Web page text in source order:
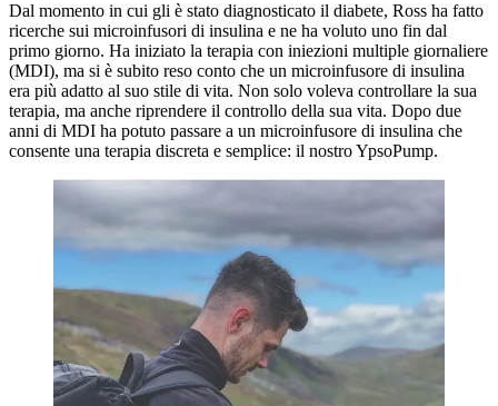
Dal momento in cui gli è stato diagnosticato il diabete, Ross ha fatto
ricerche sui microinfusori di insulina e ne ha voluto uno fin dal
primo giorno. Ha iniziato la terapia con iniezioni multiple giornaliere
(MDI), ma si è subito reso conto che un microinfusore di insulina
era più adatto al suo stile di vita. Non solo voleva controllare la sua
terapia, ma anche riprendere il controllo della sua vita. Dopo due
anni di MDI ha potuto passare a un microinfusore di insulina che
consente una terapia discreta e semplice: il nostro YpsoPump.